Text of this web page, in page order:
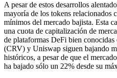
A pesar de estos desarrollos
mayoría de los tokens relacionados
mínimos del mercado bajista. Esta
una cuota de capitalización de
de plataformas DeFi bien
(CRV) y Uniswap siguen bajando
históricos, a pesar de que el
ha bajado sólo un 22% desde su